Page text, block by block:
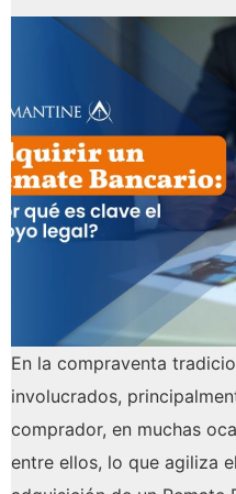
En la compraventa
involucrados,
comprador, en muchas
entre ellos, lo que agiliza